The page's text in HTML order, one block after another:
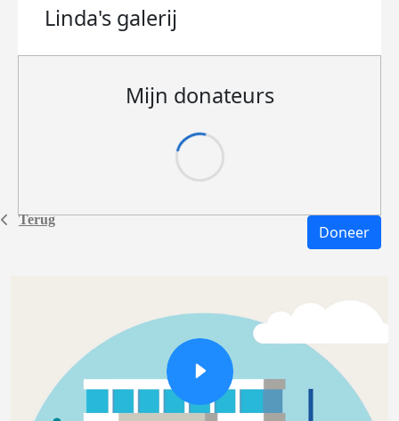
Terug
Linda's galerij
Mijn donateurs
Doneer